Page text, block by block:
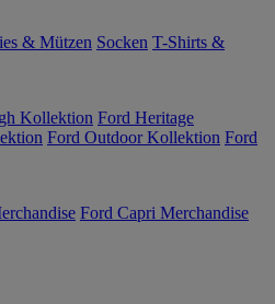
& Mützen Socken T-Shirts &
Kollektion Ford Heritage
Ford Outdoor Kollektion Ford
Ford Capri Merchandise